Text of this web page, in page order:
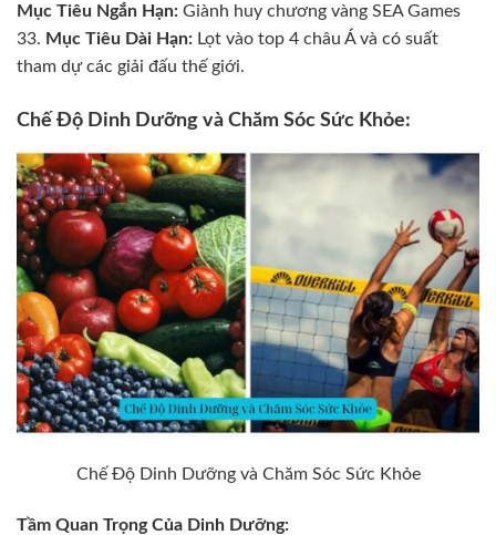
Mục Tiêu Ngắn Hạn: Giành huy chương vàng SEA Games
33. Mục Tiêu Dài Hạn: Lọt vào top 4 châu Á và có suất
tham dự các giải đấu thế giới.
Chế Độ Dinh Dưỡng và Chăm Sóc Sức Khỏe:
Chế Độ Dinh Dưỡng và Chăm Sóc Sức Khỏe
Tầm Quan Trọng Của Dinh Dưỡng: